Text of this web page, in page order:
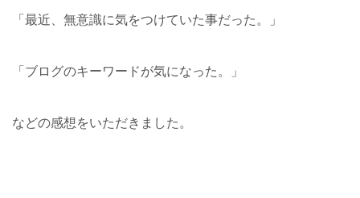
「最近、無意識に気をつけていた事だった。」
「ブログのキーワードが気になった。」
などの感想をいただきました。